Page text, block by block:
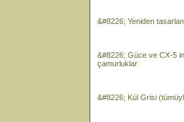
&#8226; Yeniden
&#8226; Güce ve CX-5
çamurluklar
&#8226; Kül Grisi